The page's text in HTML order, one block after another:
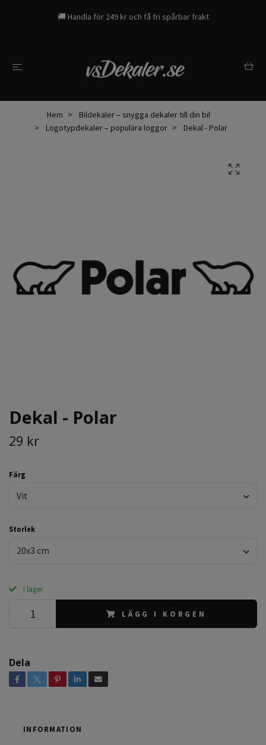
🚚 Handla för 249 kr och få fri spårbar frakt
Hem
Bildekaler – snygga dekaler till din bil
Logotypdekaler – populära loggor
Dekal - Polar
Dekal - Polar
29 kr
Färg
Vit
Storlek
20x3 cm
I lager.
LÄGG I KORGEN
Dela
INFORMATION